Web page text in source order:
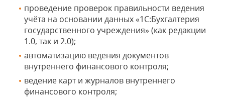
проведение проверок правильности ведения
учёта на основании данных «1С:Бухгалтерия
государственного учреждения» (как редакции
1.0, так и 2.0);
автоматизацию ведения документов
внутреннего финансового контроля;
ведение карт и журналов внутреннего
финансового контроля;